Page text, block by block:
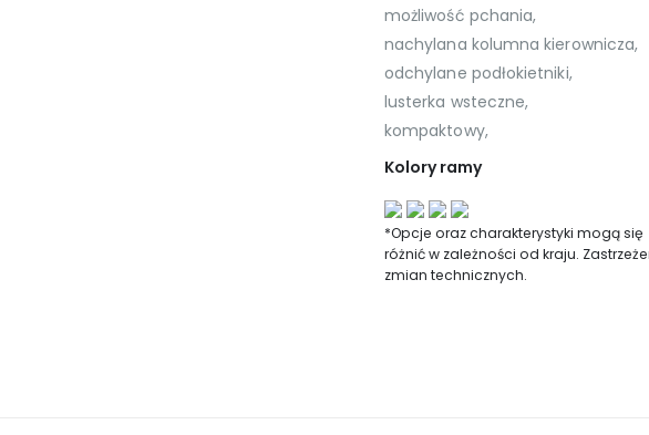
możliwość pchania,
nachylana kolumna kierownicza,
odchylane podłokietniki,
lusterka wsteczne,
kompaktowy,
Kolory ramy
*Opcje oraz charakterystyki mogą się
różnić w zależności od kraju.
zmian technicznych.